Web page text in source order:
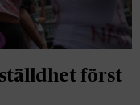
först